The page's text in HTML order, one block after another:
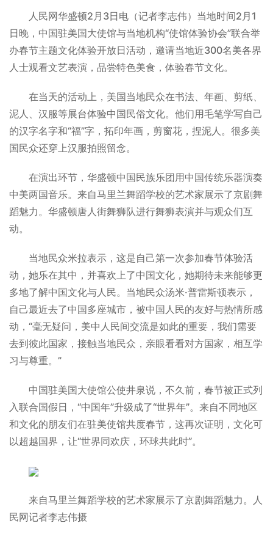
人民网华盛顿2月3日电（记者李志伟）当地时间2月1
日晚，中国驻美国大使馆与当地机构“使馆体验协会”联合举
办春节主题文化体验开放日活动，邀请当地近300名美各界
人士观看文艺表演，品尝特色美食，体验春节文化。
在当天的活动上，美国当地民众在书法、年画、剪纸、
泥人、汉服等展台体验中国民俗文化。他们用毛笔学写自己
的汉字名字和“福”字，拓印年画，剪窗花，捏泥人。很多美
国民众还穿上汉服拍照留念。
在演出环节，华盛顿中国民族乐团用中国传统乐器演奏
中美两国音乐。来自马里兰舞蹈学校的艺术家展示了京剧舞
蹈魅力。华盛顿唐人街舞狮队进行舞狮表演并与观众们互
动。
当地民众米拉表示，这是自己第一次参加春节体验活
动，她乐在其中，并喜欢上了中国文化，她期待未来能够更
多地了解中国文化与人民。当地民众汤米·普雷斯顿表示，
自己最近去了中国多座城市，被中国人民的友好与热情所感
动，“毫无疑问，美中人民间交流是如此的重要，我们需要
去到彼此国家，接触当地民众，亲眼看看对方国家，相互学
习与尊重。”
中国驻美国大使馆公使井泉说，不久前，春节被正式列
入联合国假日，“中国年”升级成了“世界年”。来自不同地区
和文化的朋友们在驻美使馆共度春节，这再次证明，文化可
以超越国界，让“世界同欢庆，环球共此时”。
来自马里兰舞蹈学校的艺术家展示了京剧舞蹈魅力。人
民网记者李志伟摄